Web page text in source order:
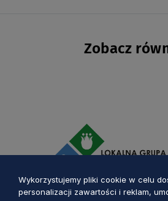
Zobacz
Wykorzystujemy pliki cookie w celu
personalizacji zawartości i reklam,